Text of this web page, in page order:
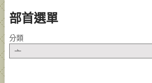
部首選單
分類